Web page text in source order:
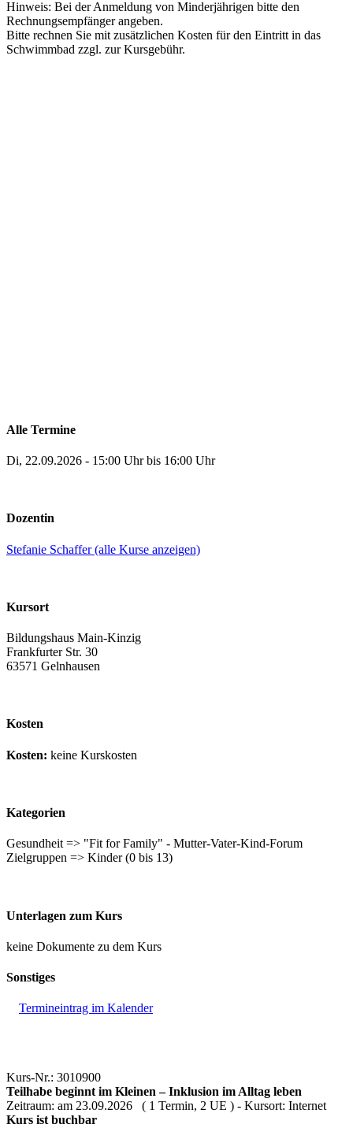
Hinweis: Bei der Anmeldung von Minderjährigen bitte den
Rechnungsempfänger angeben.
Bitte rechnen Sie mit zusätzlichen Kosten für den Eintritt in das
Schwimmbad zzgl. zur Kursgebühr.
Alle Termine
Di, 22.09.2026 - 15:00 Uhr bis 16:00 Uhr
Dozentin
Stefanie Schaffer (alle Kurse anzeigen)
Kursort
Bildungshaus Main-Kinzig
Frankfurter Str. 30
63571 Gelnhausen
Kosten
Kosten: keine Kurskosten
Kategorien
Gesundheit => "Fit for Family" - Mutter-Vater-Kind-Forum
Zielgruppen => Kinder (0 bis 13)
Unterlagen zum Kurs
keine Dokumente zu dem Kurs
Sonstiges
Termineintrag im Kalender
Kurs-Nr.: 3010900
Teilhabe beginnt im Kleinen – Inklusion im Alltag leben
Zeitraum: am 23.09.2026 ( 1 Termin, 2 UE ) - Kursort: Internet
Kurs ist buchbar